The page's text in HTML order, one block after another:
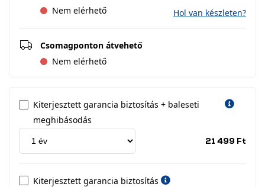
Nem elérhető
Hol van készleten?
Csomagponton átvehető
Nem elérhető
Kiterjesztett garancia biztosítás + baleseti
meghibásodás
21 499 Ft
Kiterjesztett garancia biztosítás